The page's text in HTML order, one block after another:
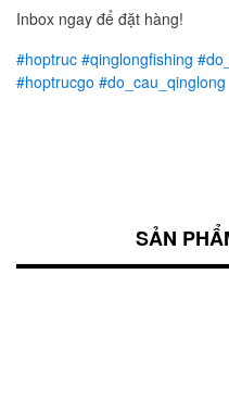
Inbox ngay để đặt hàng!
#hoptruc #qinglongfishing
#hoptrucgo #do_cau_qinglong
SẢN